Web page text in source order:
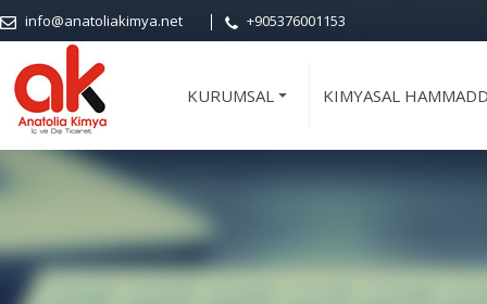
info@anatoliakimya.net +905376001153
KURUMSAL KIMYASAL